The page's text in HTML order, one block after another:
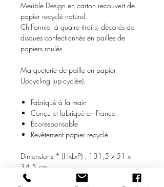
Meuble Design en carton recouvert de
papier recyclé naturel.
Chiffonnier à quatre tiroirs, décorés de
disques confectionnés en pailles de
papiers roulés.
Marqueterie de paille en papier
Upcycling (up-cyclée).
Fabriqué à la main
Conçu et fabriqué en France
Écoresponsable
Revêtement papier recyclé
Dimensions * (HxLxP) : 131,5 x 51 x
34,5 cm
Poids * : 7,5 Kg